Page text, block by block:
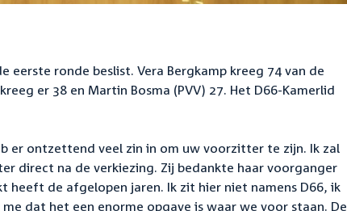
ronde beslist. Vera Bergkamp kreeg 74 van de
er 38 en Martin Bosma (PVV) 27. Het D66-Kamerlid
er ontzettend veel zin in om uw voorzitter te zijn. Ik zal
direct na de verkiezing. Zij bedankte haar voorganger
heeft de afgelopen jaren. Ik zit hier niet namens D66, ik
dat het een enorme opgave is waar we voor staan. De